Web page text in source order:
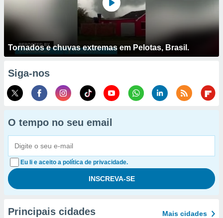
Tornados e chuvas extremas em Pelotas, Brasil.
Siga-nos
O tempo no seu email
Eu li e aceito a política de privacidade.
Principais cidades Mais cidades